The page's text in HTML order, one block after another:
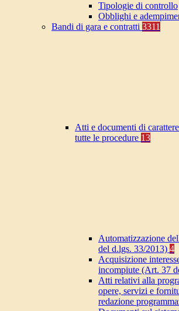
Tipologie di controllo
Obblighi e
Bandi di gara e contratti 3311
Atti e documenti di
tutte le procedure 13
Automatizzazione
del d.lgs. 33/2013) 4
Acquisizione
incompiute (Art. 37
Atti relativi alla
opere, servizi e
redazione